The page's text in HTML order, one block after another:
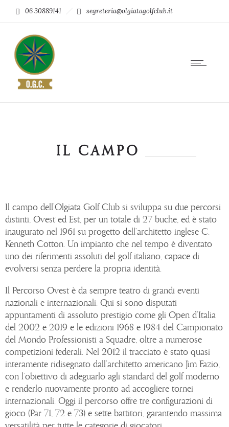
06 30889141 segreteria@olgiatagolfclub.it
IL CAMPO
Il campo dell’Olgiata Golf Club si sviluppa su due percorsi
distinti, Ovest ed Est, per un totale di 27 buche, ed è stato
inaugurato nel 1961 su progetto dell’architetto inglese C.
Kenneth Cotton. Un impianto che nel tempo è diventato
uno dei riferimenti assoluti del golf italiano, capace di
evolversi senza perdere la propria identità.
Il Percorso Ovest è da sempre teatro di grandi eventi
nazionali e internazionali. Qui si sono disputati
appuntamenti di assoluto prestigio come gli Open d’Italia
del 2002 e 2019 e le edizioni 1968 e 1984 del Campionato
del Mondo Professionisti a Squadre, oltre a numerose
competizioni federali. Nel 2012 il tracciato è stato quasi
interamente ridisegnato dall’architetto americano Jim Fazio,
con l’obiettivo di adeguarlo agli standard del golf moderno
e renderlo nuovamente pronto ad accogliere tornei
internazionali. Oggi il percorso offre tre configurazioni di
gioco (Par 71, 72 e 73) e sette battitori, garantendo massima